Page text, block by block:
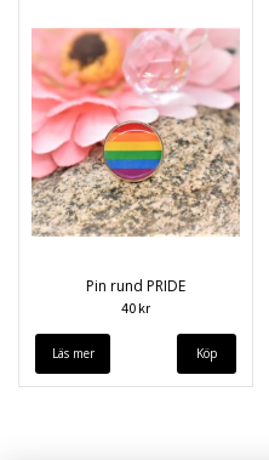
Pin rund PRIDE
40 kr
Läs mer